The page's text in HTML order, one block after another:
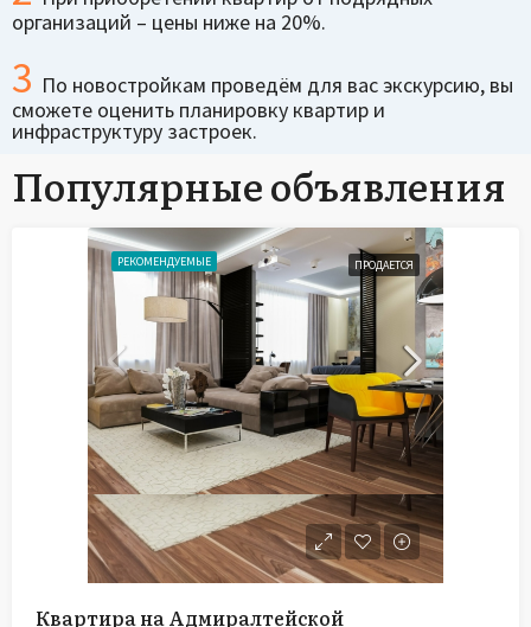
организаций – цены ниже на 20%.
3 По новостройкам проведём для вас экскурсию, вы
сможете оценить планировку квартир и
инфраструктуру застроек.
Популярные объявления
РЕКОМЕНДУЕМЫЕ ПРОДАЕТСЯ
Квартира на Адмиралтейской